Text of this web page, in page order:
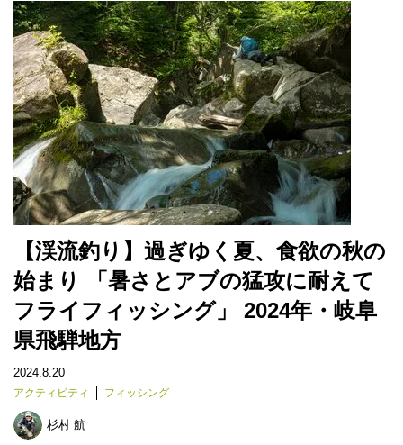
【渓流釣り】過ぎゆく夏、食欲の秋の
始まり 「暑さとアブの猛攻に耐えて
フライフィッシング」 2024年・岐阜
県飛騨地方
2024.8.20
アクティビティ フィッシング
杉村 航